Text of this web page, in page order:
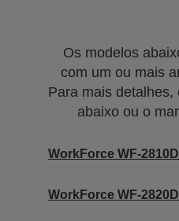
Os modelos
com um ou mais
Para mais
abaixo ou o
WorkForce WF-
WorkForce WF-